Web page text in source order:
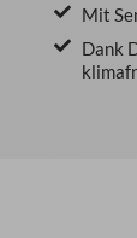
Mit
Dank